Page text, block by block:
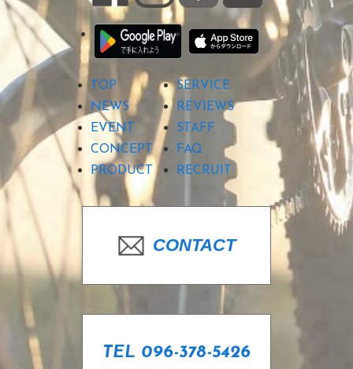
TOP
SERVICE
NEWS
REVIEWS
EVENT
STAFF
CONCEPT
FAQ
PRODUCT
RECRUIT
CONTACT
TEL 096-378-5426